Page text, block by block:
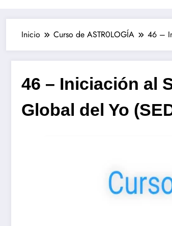
Inicio Curso de ASTR0LOGÍA 46 –
46 – Iniciación al
Global del Yo